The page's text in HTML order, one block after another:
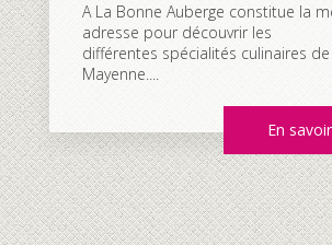
A La Bonne Auberge constitue la
adresse pour découvrir les
différentes spécialités culinaires de
Mayenne....
En